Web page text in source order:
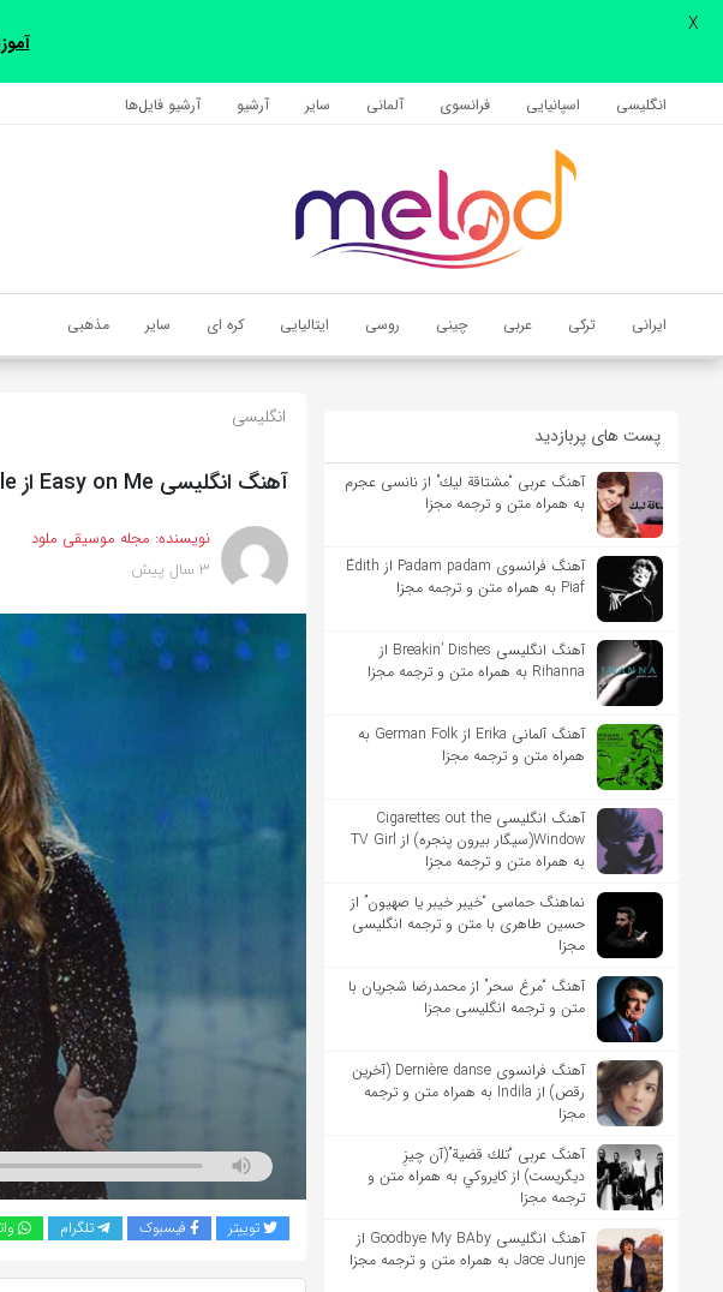
انگلیسی اسپانیایی فرانسوی آلمانی سایر آرشیو آرشیو فایل‌‎ها
ایرانی ترکی عربی چینی روسی ایتالیایی کره ای سایر مذهبی
اشتراک گذاری
با استفاده از روش‌های زیر می‌توانید این صفحه را با دوستان خود به
کپی لینک
پست های پربازدید
آهنگ عربی “مشتاقة لیك” از نانسی عجرم
به همراه متن و ترجمه مجزا
آهنگ فرانسوی Padam padam از Édith
Piaf به همراه متن و ترجمه مجزا
آهنگ انگلیسی Breakin’ Dishes از
Rihanna به همراه متن و ترجمه مجزا
آهنگ آلمانی Erika از German Folk به
همراه متن و ترجمه مجزا
آهنگ انگلیسی Cigarettes out the
Window(سیگار بیرون پنجره) از TV Girl
به همراه متن و ترجمه مجزا
نماهنگ حماسی “خیبر خیبر یا صهیون” از
حسین طاهری با متن و ترجمه انگلیسی
مجزا
آهنگ “مرغ سحر” از محمدرضا شجریان با
متن و ترجمه انگلیسی مجزا
آهنگ فرانسوی Dernière danse (آخرین
رقص) از Indila به همراه متن و ترجمه
مجزا
آهنگ عربی “تلك قضية”(آن چیزِ
دیگریست) از كايروكي به همراه متن و
ترجمه مجزا
آهنگ انگلیسی Goodbye My BAby از
Jace Junje به همراه متن و ترجمه مجزا
انگلیسی
آهنگ انگلیسی Easy on Me از Adele به همراه متن و ترجمه مجزا
نویسنده: مجله موسیقی ملود
3 سال پیش
توییتر فیسبوک تلگرام
X